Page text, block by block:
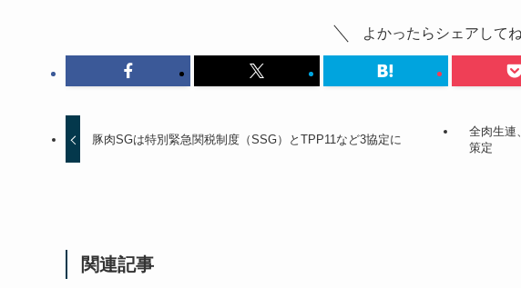
よかったらシェアしてね
豚肉SGは特別緊急関税制度（SSG）とTPP11など3協定に
全肉生連
策定
関連記事